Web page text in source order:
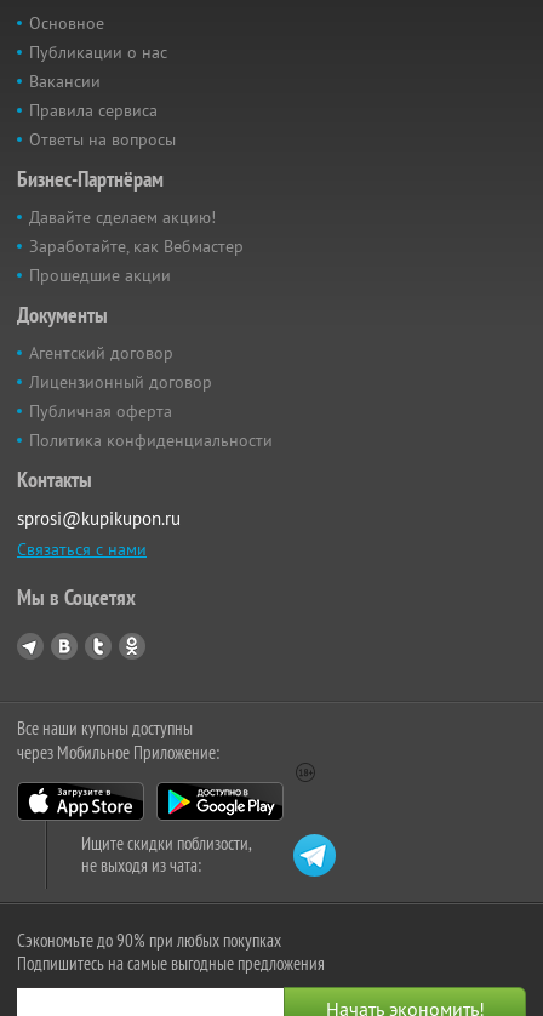
Основное
Публикации о нас
Вакансии
Правила сервиса
Ответы на вопросы
Бизнес-Партнёрам
Давайте сделаем акцию!
Заработайте, как Вебмастер
Прошедшие акции
Документы
Агентский договор
Лицензионный договор
Публичная оферта
Политика конфиденциальности
Контакты
sprosi@kupikupon.ru
Связаться с нами
Мы в Соцсетях
Все наши купоны доступны
через Мобильное Приложение:
Ищите скидки поблизости,
не выходя из чата:
Сэкономьте до 90% при любых покупках
Подпишитесь на самые выгодные предложения